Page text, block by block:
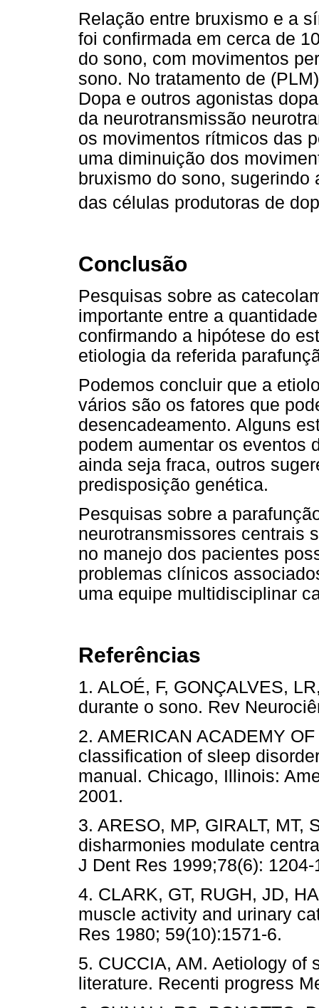
Relação entre bruxismo e a
foi confirmada em cerca de
do sono, com movimentos
sono. No tratamento de
Dopa e outros agonistas
da neurotransmissão
os movimentos rítmicos das
uma diminuição dos
bruxismo do sono,
das células produtoras de
Conclusão
Pesquisas sobre as
importante entre a
confirmando a hipótese do
etiologia da referida
Podemos concluir que a
vários são os fatores que
desencadeamento. Alguns
podem aumentar os eventos
ainda seja fraca, outros
predisposição genética.
Pesquisas sobre a
neurotransmissores centrais
no manejo dos pacientes
problemas clínicos
uma equipe multidisciplinar
Referências
1. ALOÉ, F, GONÇALVES,
durante o sono. Rev
2. AMERICAN ACADEMY
classification of sleep
manual. Chicago, Illinois:
2001.
3. ARESO, MP, GIRALT, MT,
disharmonies modulate
J Dent Res 1999;78(6): 1204-
4. CLARK, GT, RUGH, JD,
muscle activity and urinary
Res 1980; 59(10):1571-6.
5. CUCCIA, AM. Aetiology of
literature. Recenti progress